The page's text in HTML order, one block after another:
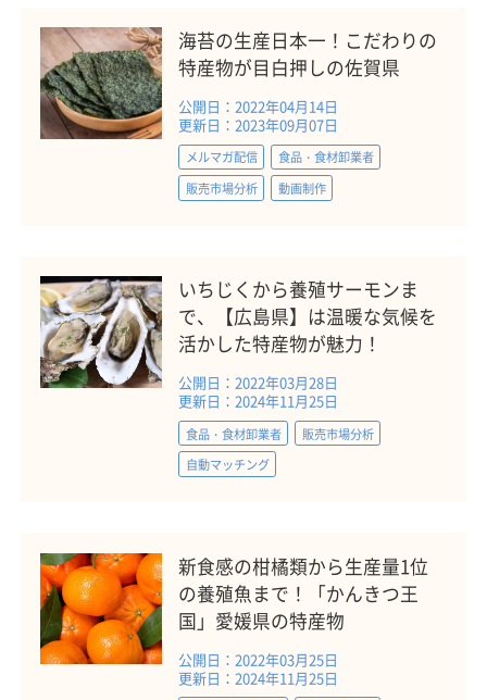
海苔の生産日本一！こだわりの
特産物が目白押しの佐賀県
公開日：2022年04月14日
更新日：2023年09月07日
メルマガ配信
食品・食材卸業者
販売市場分析
動画制作
いちじくから養殖サーモンま
で、【広島県】は温暖な気候を
活かした特産物が魅力！
公開日：2022年03月28日
更新日：2024年11月25日
食品・食材卸業者
販売市場分析
自動マッチング
新食感の柑橘類から生産量1位
の養殖魚まで！「かんきつ王
国」愛媛県の特産物
公開日：2022年03月25日
更新日：2024年11月25日